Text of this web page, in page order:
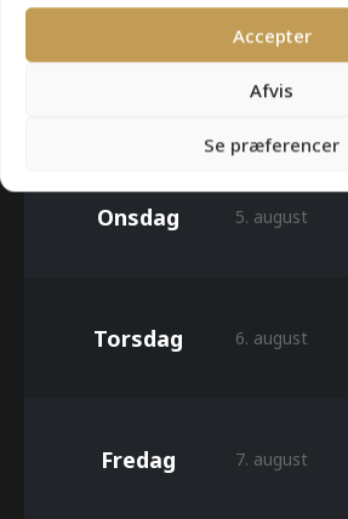
Accepter
Afvis
Se præferencer
4. august
Onsdag 5. august
Torsdag 6. august
Fredag 7. august